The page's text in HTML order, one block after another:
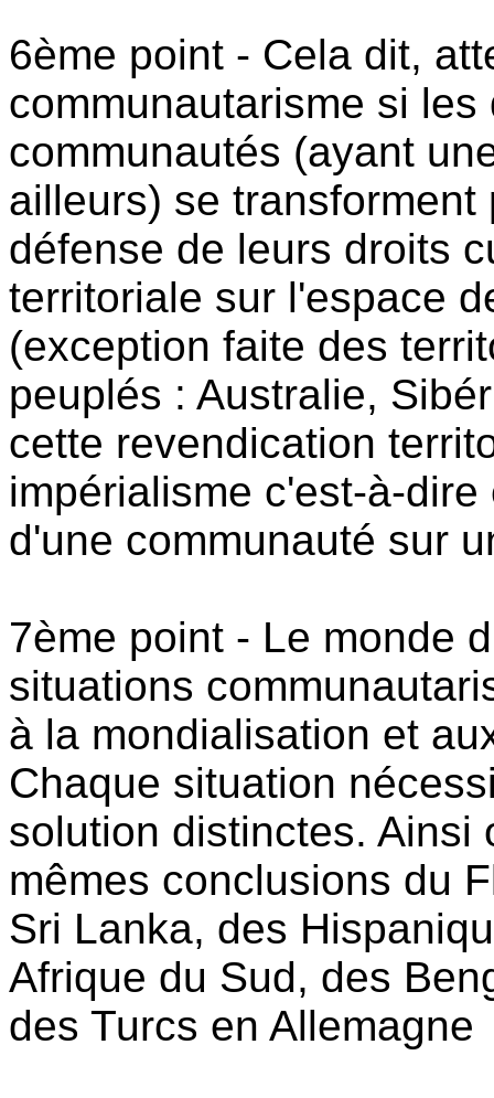
6ème point - Cela dit,
communautarisme si
communautés (ayant
ailleurs) se
défense de leurs droits
territoriale sur l'espace
(exception faite des
peuplés : Australie,
cette revendication
impérialisme c'est-à-
d'une communauté sur
7ème point - Le monde
situations
à la mondialisation et
Chaque situation
solution distinctes. Ainsi
mêmes conclusions du
Sri Lanka, des
Afrique du Sud, des
des Turcs en Allemagne